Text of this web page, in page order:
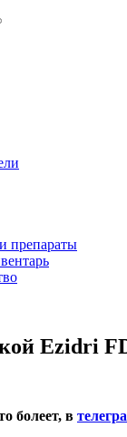
препараты
Ezidri
болеет, в